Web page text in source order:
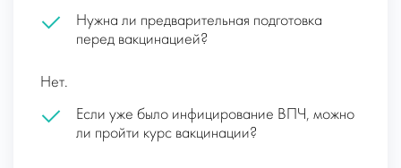
Нужна ли предварительная подготовка
перед вакцинацией?
Нет.
Если уже было инфицирование ВПЧ, можно
ли пройти курс вакцинации?